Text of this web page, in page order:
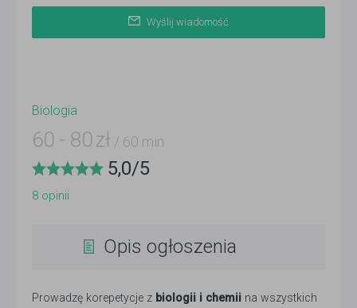
Wyślij wiadomość
Biologia
60 - 80 zł / 60 min
5,0/5
8 opinii
Opis ogłoszenia
Prowadzę korepetycje z biologii i chemii na wszystkich